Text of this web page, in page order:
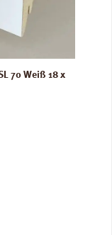
70 Weiß 18 x